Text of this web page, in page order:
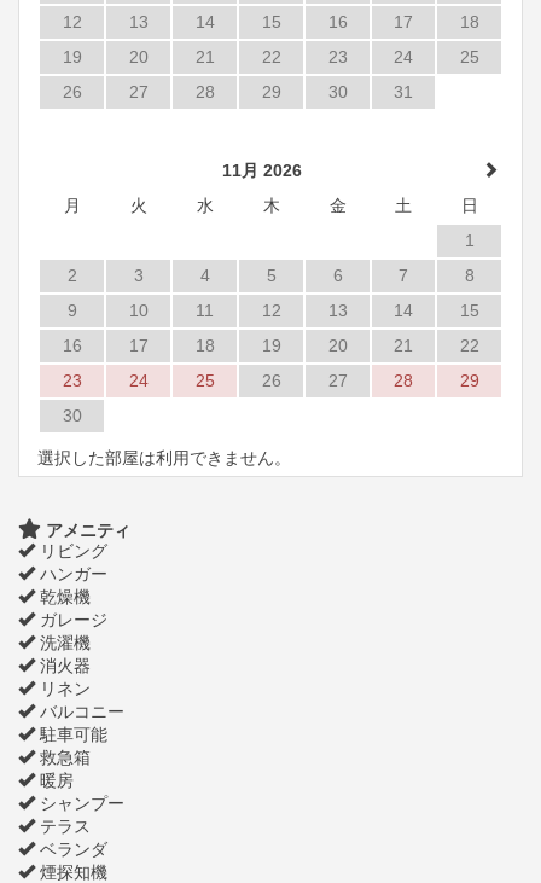
12
13 14 15 16 17
18
19
20 21 22 23 24
25
26
27 28 29 30 31
11月 2026
月
火 水 木 金 土
日
1
2
3 4 5 6 7
8
9
10 11 12 13 14
15
16
17 18 19 20 21
22
23
24 25 26 27 28
29
30
選択した部屋は利用できません。
アメニティ
リビング
ハンガー
乾燥機
ガレージ
洗濯機
消火器
リネン
バルコニー
駐車可能
救急箱
暖房
シャンプー
テラス
ベランダ
煙探知機